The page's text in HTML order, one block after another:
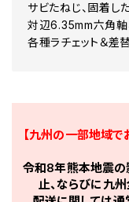
サビたねじ、固着し
対辺6.35mm六角軸
各種ラチェット＆差
【九州の一部地域
令和8年熊本地震の
止、ならびに九